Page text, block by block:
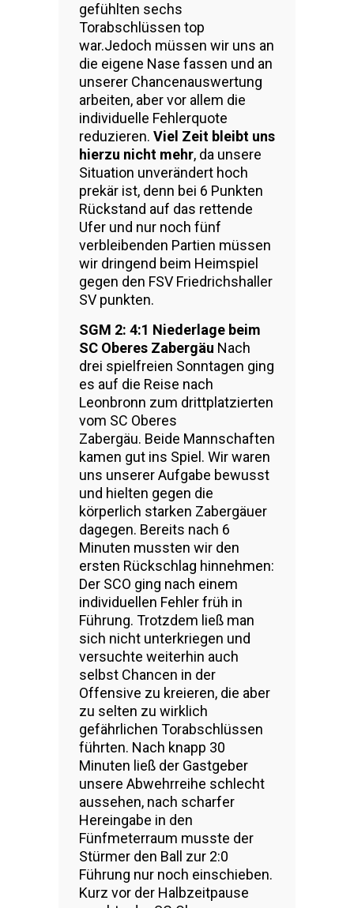
gefühlten sechs
Torabschlüssen top
war.Jedoch müssen wir uns an
die eigene Nase fassen und an
unserer Chancenauswertung
arbeiten, aber vor allem die
individuelle Fehlerquote
reduzieren. Viel Zeit bleibt uns
hierzu nicht mehr, da unsere
Situation unverändert hoch
prekär ist, denn bei 6 Punkten
Rückstand auf das rettende
Ufer und nur noch fünf
verbleibenden Partien müssen
wir dringend beim Heimspiel
gegen den FSV Friedrichshaller
SV punkten.
SGM 2: 4:1 Niederlage beim
SC Oberes Zabergäu Nach
drei spielfreien Sonntagen ging
es auf die Reise nach
Leonbronn zum drittplatzierten
vom SC Oberes
Zabergäu. Beide Mannschaften
kamen gut ins Spiel. Wir waren
uns unserer Aufgabe bewusst
und hielten gegen die
körperlich starken Zabergäuer
dagegen. Bereits nach 6
Minuten mussten wir den
ersten Rückschlag hinnehmen:
Der SCO ging nach einem
individuellen Fehler früh in
Führung. Trotzdem ließ man
sich nicht unterkriegen und
versuchte weiterhin auch
selbst Chancen in der
Offensive zu kreieren, die aber
zu selten zu wirklich
gefährlichen Torabschlüssen
führten. Nach knapp 30
Minuten ließ der Gastgeber
unsere Abwehrreihe schlecht
aussehen, nach scharfer
Hereingabe in den
Fünfmeterraum musste der
Stürmer den Ball zur 2:0
Führung nur noch einschieben.
Kurz vor der Halbzeitpause